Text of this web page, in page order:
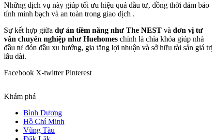
Những dịch vụ này giúp tối ưu hiệu quả đầu tư, đồng thời đảm bảo
tính minh bạch và an toàn trong giao dịch .
Sự kết hợp giữa dự án tiềm năng như The NEST và đơn vị tư
vấn chuyên nghiệp như Huehomes chính là chìa khóa giúp nhà
đầu tư đón đầu xu hướng, gia tăng lợi nhuận và sở hữu tài sản giá trị
lâu dài.
Facebook X-twitter Pinterest
Khám phá
Bình Dương
Hồ Chí Minh
Vũng Tàu